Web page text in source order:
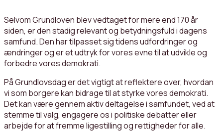
Selvom Grundloven blev vedtaget for mere end 170 år
siden, er den stadig relevant og betydningsfuld i dagens
samfund. Den har tilpasset sig tidens udfordringer og
ændringer og er et udtryk for vores evne til at udvikle og
forbedre vores demokrati.
På Grundlovsdag er det vigtigt at reflektere over, hvordan
vi som borgere kan bidrage til at styrke vores demokrati.
Det kan være gennem aktiv deltagelse i samfundet, ved at
stemme til valg, engagere os i politiske debatter eller
arbejde for at fremme ligestilling og rettigheder for alle.